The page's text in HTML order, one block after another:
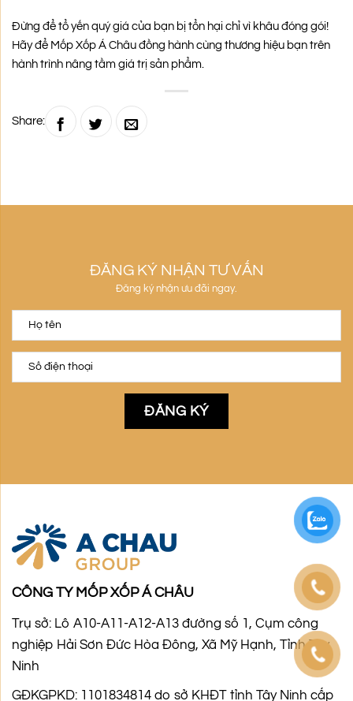
Đừng để tổ yến quý giá của bạn bị tổn hại chỉ vì khâu đóng gói!
Hãy để Mốp Xốp Á Châu đồng hành cùng thương hiệu bạn trên
hành trình nâng tầm giá trị sản phẩm.
ĐĂNG KÝ NHẬN TƯ VẤN
Đăng ký nhận ưu đãi ngay.
CÔNG TY MỐP XỐP Á CHÂU
Trụ sở: Lô A10-A11-A12-A13 đường số 1, Cụm công
nghiệp Hải Sơn Đức Hòa Đông, Xã Mỹ Hạnh, Tỉnh Tây
Ninh
GĐKGPKD: 1101834814 do sở KHĐT tỉnh Tây Ninh cấp